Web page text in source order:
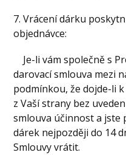
7. Vrácení dárku
objednávce:
Je-li vám společně s
darovací smlouva mezi
podmínkou, že dojde-li
z Vaší strany bez
smlouva účinnost a
dárek nejpozději do 14
Smlouvy vrátit.